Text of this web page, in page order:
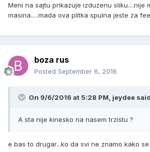
Meni na sajtu prikazuje izduzenu sliku....nije
masina.....mada ova plitka spulna jeste za
boza rus
Posted September 6, 2016
On 9/6/2016 at 5:28 PM, jeydee
A sta nije kinesko na nasem trzistu ?
e bas to drugar...ko da svi ne znamo kako